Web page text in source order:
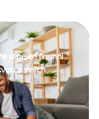
si nejen firemní
a svých